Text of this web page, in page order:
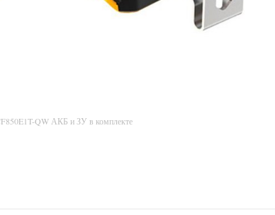
QW АКБ и ЗУ в комплекте